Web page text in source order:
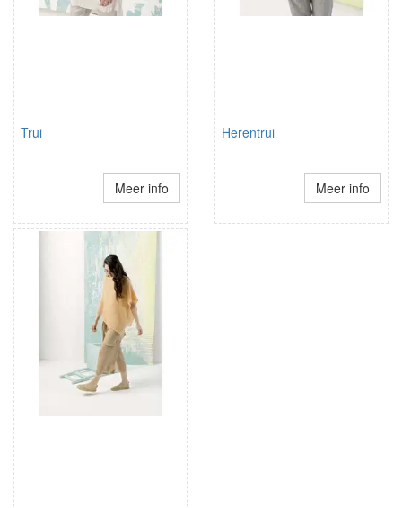
Trui
Meer info
Herentrui
Meer info